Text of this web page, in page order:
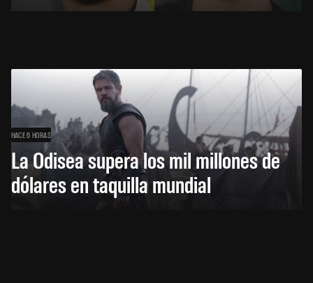
HACE 6 HORAS
La Odisea supera los mil millones de
dólares en taquilla mundial